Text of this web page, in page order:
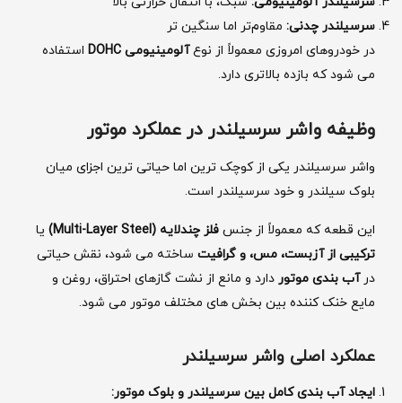
سرسیلندر چدنی: مقاوم‌تر اما سنگین‌ تر
در خودروهای امروزی معمولاً از نوعآلومینیومی
استفاده
می ‌شود که بازده بالاتری دارد.
وظیفه واشر سرسیلندر در عملکرد موتور
واشر سرسیلندر یکی از کوچک ‌ترین اما حیاتی ‌ترین اجزای میان
بلوک سیلندر و خود سرسیلندر است.
این قطعه که معمولاً از جنس فلز چندلایه (Multi-Layer Steel)
یا
ترکیبی از آزبست، مس، و گرافیت ساخته می ‌شود، نقش حیاتی
درآب ‌بندی موتور دارد و مانع از نشت گازهای احتراق، روغن و
مایع خنک ‌کننده بین بخش‌ های مختلف موتور می‌ شود.
عملکرد اصلی واشر سرسیلندر
ایجاد آب‌ بندی کامل بین سرسیلندر و بلوک موتور: